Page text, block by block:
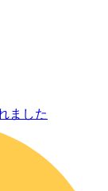
ました